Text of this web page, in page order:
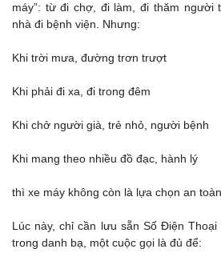
máy”: từ đi chợ, đi làm, đi thăm người
nhà đi bệnh viện. Nhưng:
Khi trời mưa, đường trơn trượt
Khi phải đi xa, đi trong đêm
Khi chở người già, trẻ nhỏ, người bệnh
Khi mang theo nhiều đồ đạc, hành lý
thì xe máy không còn là lựa chọn an
Lúc này, chỉ cần lưu sẵn Số Điện
trong danh bạ, một cuộc gọi là đủ để: